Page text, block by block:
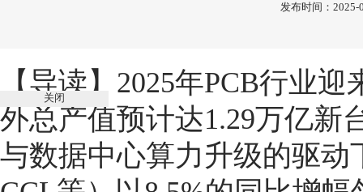
发布时间：2025-
【导读】 2025年PCB行业
外总产值预计达1.29万亿新
与数据中心算力升级的驱动
关闭